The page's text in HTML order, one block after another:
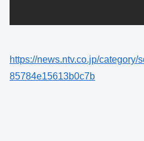
https://news.ntv.co.jp/
85784e15613b0c7b